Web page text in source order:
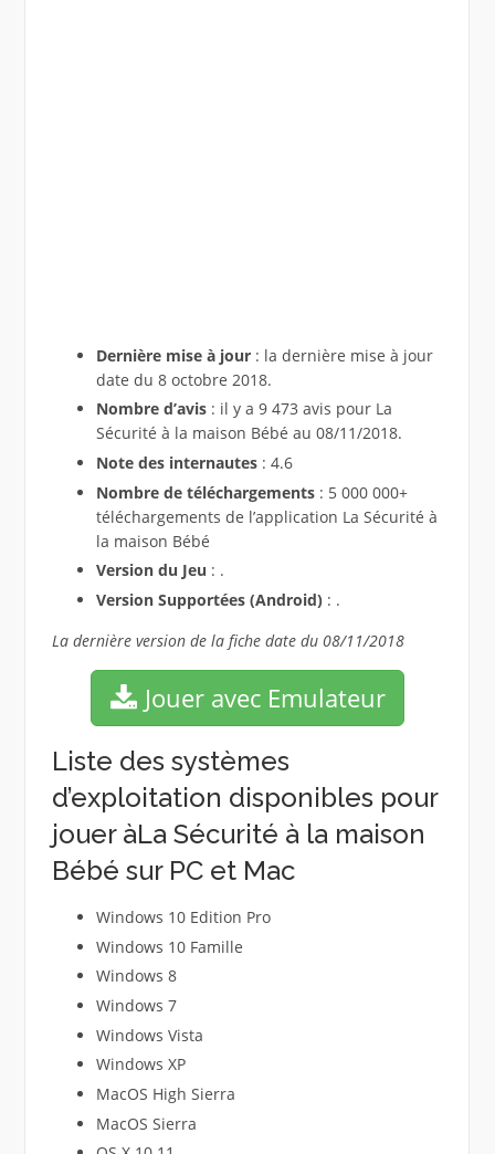
Dernière mise à jour: la dernière mise à jour
date du 8 octobre 2018.
Nombre d’avis: il y a 9 473 avis pour La
Sécurité à la maison Bébé au 08/11/2018.
Note des internautes: 4.6
Nombre de téléchargements : 5 000 000+
téléchargements de l’application La Sécurité à
la maison Bébé
Version du Jeu : .
Version Supportées (Android): .
La dernière version de la fiche date du 08/11/2018
Jouer avec Emulateur
Liste des systèmes
d’exploitation disponibles pour
jouer àLa Sécurité à la maison
Bébé sur PC et Mac
Windows 10 Edition Pro
Windows 10 Famille
Windows 8
Windows 7
Windows Vista
Windows XP
MacOS High Sierra
MacOS Sierra